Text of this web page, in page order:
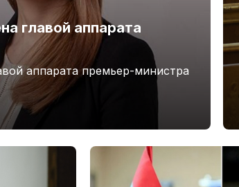
главой аппарата
аппарата премьер-министра